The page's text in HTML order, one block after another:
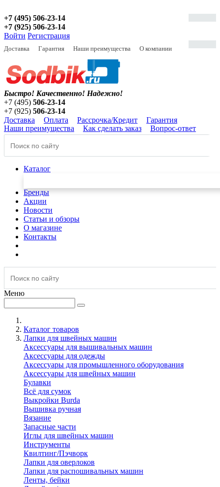
+7 (495) 506-23-14
+7 (925) 506-23-14
Войти Регистрация
Доставка Гарантия Наши преимущества О компании
Быстро! Качественно! Надежно!
+7 (495) 506-23-14
+7 (925) 506-23-14
Доставка
Оплата Рассрочка/Кредит
Гарантия
Наши преимущества
Как сделать заказ Вопрос-ответ
Каталог
Бренды
Акции
Новости
Статьи и обзоры
О магазине
Контакты
Меню
Каталог товаров
Лапки для швейных машин
Аксессуары для вышивальных машин
Аксессуары для одежды
Аксессуары для промышленного оборудования
Аксессуары для швейных машин
Булавки
Всё для сумок
Выкройки Burda
Вышивка ручная
Вязание
Запасные части
Иглы для швейных машин
Инструменты
Квилтинг/Пэчворк
Лапки для оверлоков
Лапки для распошивальных машин
Ленты, бейки